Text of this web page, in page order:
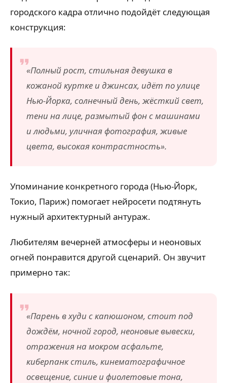
городского кадра отлично подойдёт следующая
конструкция:
«Полный рост, стильная девушка в
кожаной куртке и джинсах, идёт по улице
Нью-Йорка, солнечный день, жёсткий свет,
тени на лице, размытый фон с машинами
и людьми, уличная фотография, живые
цвета, высокая контрастность».
Упоминание конкретного города (Нью-Йорк,
Токио, Париж) помогает нейросети подтянуть
нужный архитектурный антураж.
Любителям вечерней атмосферы и неоновых
огней понравится другой сценарий. Он звучит
примерно так:
«Парень в худи с капюшоном, стоит под
дождём, ночной город, неоновые вывески,
отражения на мокром асфальте,
киберпанк стиль, кинематографичное
освещение, синие и фиолетовые тона,